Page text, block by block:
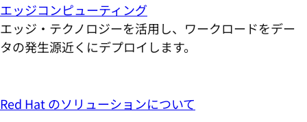
エッジコンピューティング
エッジ・テクノロジーを活用し、ワークロードをデー
タの発生源近くにデプロイします。
Red Hat のソリューションについて